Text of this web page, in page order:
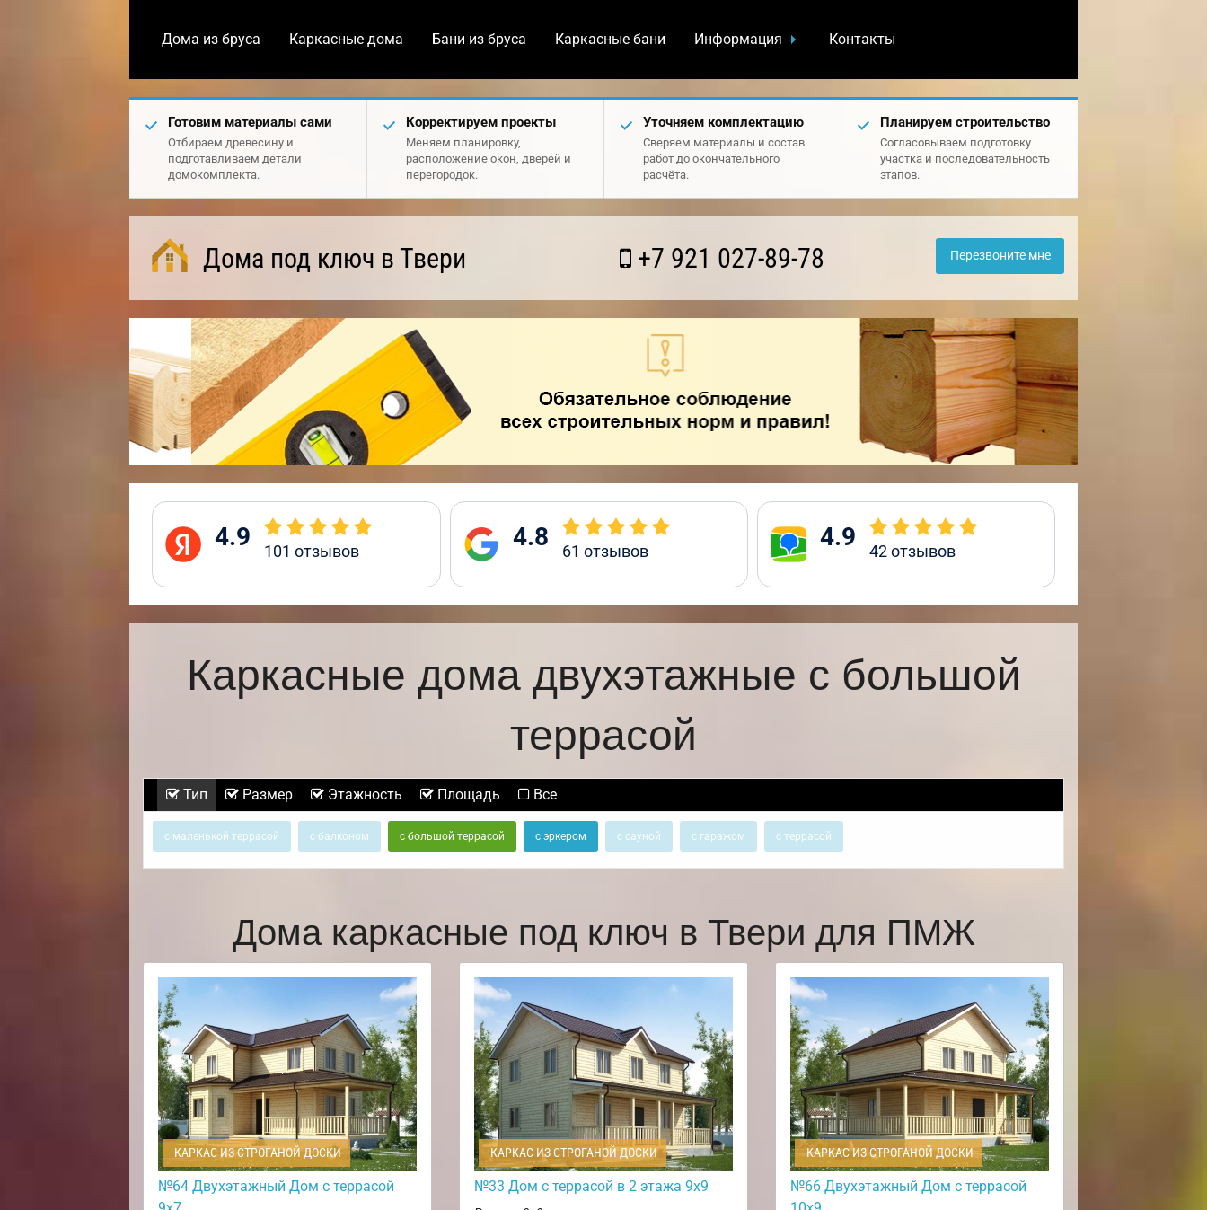
Дома из бруса Каркасные дома Бани из бруса Каркасные бани Информация Контакты
Готовим материалы сами
Отбираем древесину и
подготавливаем детали
домокомплекта.
Корректируем проекты
Меняем планировку,
расположение окон, дверей и
перегородок.
Уточняем комплектацию
Сверяем материалы и состав
работ до окончательного
расчёта.
Планируем строительство
Согласовываем подготовку
участка и последовательность
этапов.
Дома под ключ в Твери +7 921 027-89-78 Перезвоните мне
4.9 101 отзывов 4.8 61 отзывов 4.9 42отзывов
Каркасные дома двухэтажные с большой
террасой
Тип Размер Этажность Площадь Все
с маленькой террасой с балконом с большой террасой с эркером с сауной с гаражом с террасой
Дома каркасные под ключ в Твери для ПМЖ
КАРКАС ИЗ СТРОГАНОЙ ДОСКИ
№64 Двухэтажный Дом с террасой
КАРКАС ИЗ СТРОГАНОЙ ДОСКИ
№33 Дом с террасой в 2 этажа 9х9
КАРКАС ИЗ СТРОГАНОЙ ДОСКИ
№66 Двухэтажный Дом с террасой